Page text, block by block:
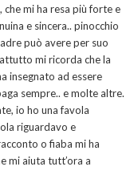
che mi ha resa più forte e
e sincera.. pinocchio
può avere per suo
mi ricorda che la
insegnato ad essere
sempre.. e molte altre.
io ho una favola
riguardavo e
o fiaba mi ha
mi aiuta tutt’ora a